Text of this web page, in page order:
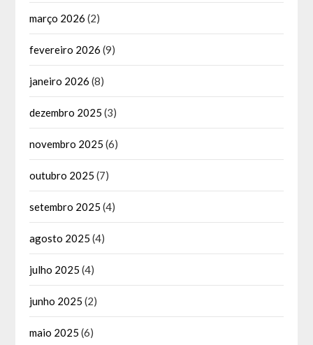
março 2026 (2)
fevereiro 2026 (9)
janeiro 2026 (8)
dezembro 2025 (3)
novembro 2025 (6)
outubro 2025 (7)
setembro 2025 (4)
agosto 2025 (4)
julho 2025 (4)
junho 2025 (2)
maio 2025 (6)